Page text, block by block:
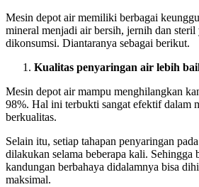
Mesin depot air memiliki berbagai
mineral menjadi air bersih, jernih dan steril
dikonsumsi. Diantaranya sebagai berikut.
Kualitas penyaringan air lebih
Mesin depot air mampu menghilangkan
98%. Hal ini terbukti sangat efektif dalam
berkualitas.
Selain itu, setiap tahapan penyaringan
dilakukan selama beberapa kali. Sehingga
kandungan berbahaya didalamnya bisa
maksimal.